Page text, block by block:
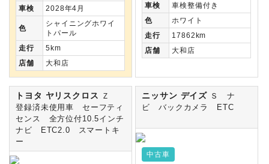
車検
2028年4月
色
シャイニングホワイ
トパール
走行
5km
店舗
大和店
車検
車検整備付き
色
ホワイト
走行
17862km
店舗
大和店
トヨタ ヤリスクロス
Ｚ
登録済未使用車 セーフティ
センス 全方位付10.5インチ
ナビ ETC2.0 スマートキ
ー
ニッサン デイズ Ｓ ナ
ビ バックカメラ ETC
中古車